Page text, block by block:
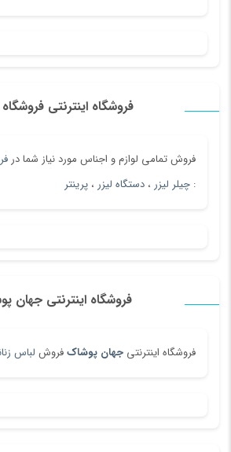
فروشگاه اینترنتی
فروش تمامی لوازم و اجناس مورد نیاز شما در
: چیلر لیزر ، دستگاه لیزر ، پرینتر
فروشگاه اینترنتی جهان
فروشگاه اینترنتی جهان پوشاکفروش لباس